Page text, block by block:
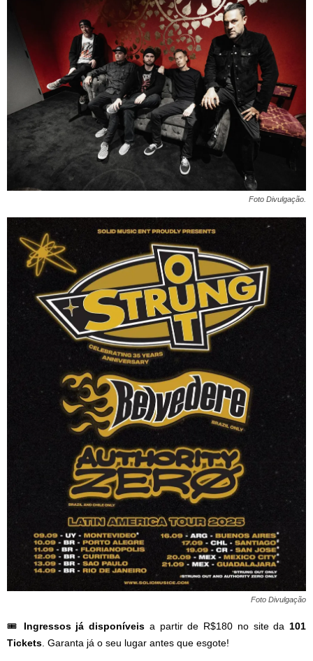
Foto Divulgação.
Foto Divulgação
🎟️ Ingressos já disponíveis a partir de R$180 no site da 101
Tickets . Garanta já o seu lugar antes que esgote!